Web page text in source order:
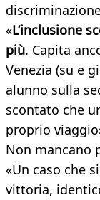
«L’inclusione
più. Capita
Venezia (su e
alunno sulla
scontato che
proprio
Non mancano
«Un caso che
vittoria,